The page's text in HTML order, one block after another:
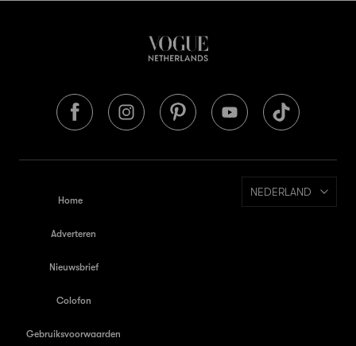
Home
Adverteren
Nieuwsbrief
Colofon
Gebruiksvoorwaarden
NEDERLAND